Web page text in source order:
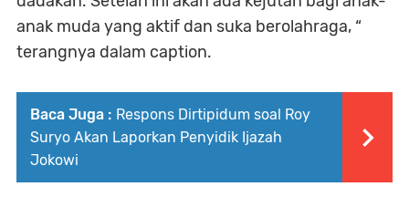
anak muda yang aktif dan suka berolahraga, “
terangnya dalam caption.
Baca Juga : Respons Dirtipidum soal Roy
Suryo Akan Laporkan Penyidik Ijazah
Jokowi